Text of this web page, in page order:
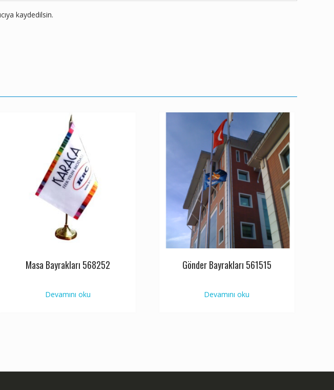
kaydedilsin.
Masa Bayrakları 568252
Devamını oku
Gönder Bayrakları 561515
Devamını oku